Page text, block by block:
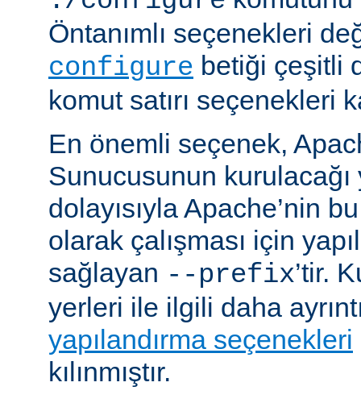
Öntanımlı seçenekleri
configure betiği çeşitli
komut satırı seçenekleri
En önemli seçenek,
Sunucusunun
dolayısıyla Apache’nin
olarak çalışması için
sağlayan --prefix’tir.
yerleri ile ilgili daha
yapılandırma seçenekleri
kılınmıştır.